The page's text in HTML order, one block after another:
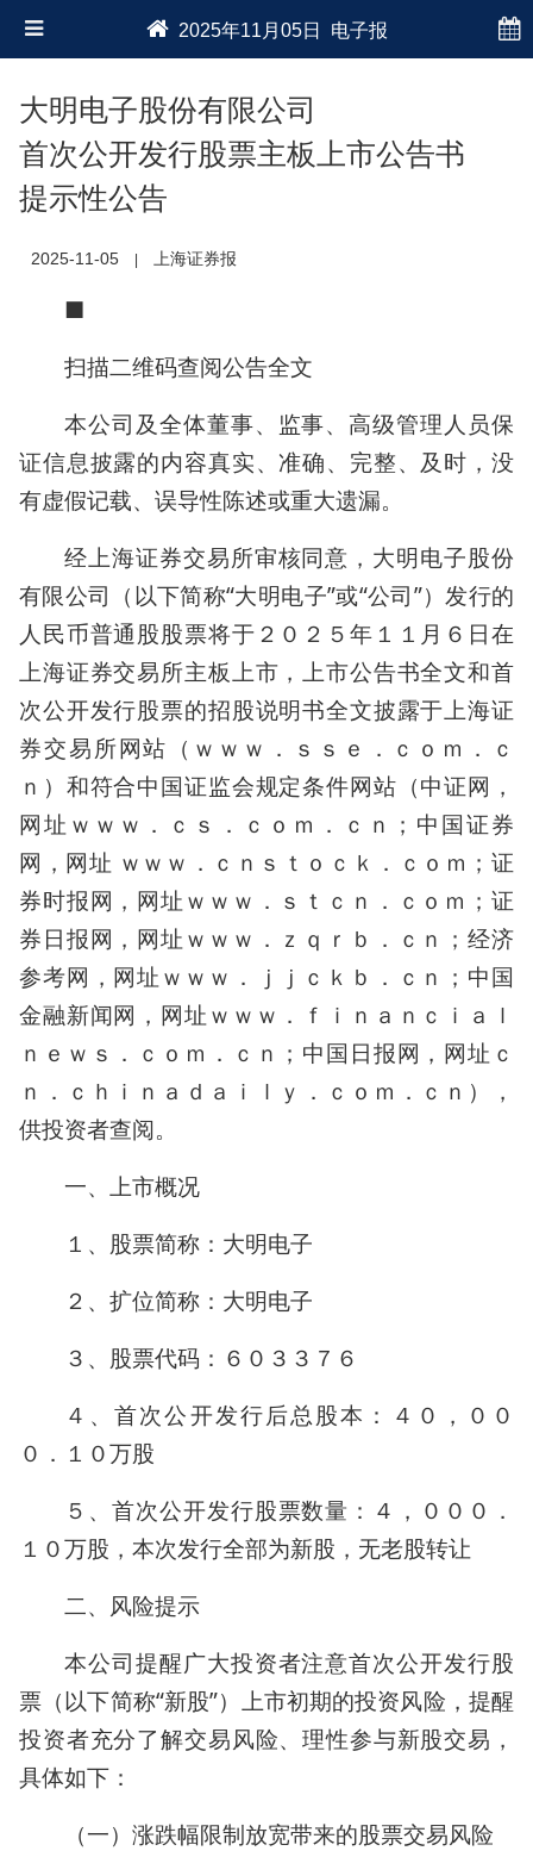
2025年11月05日 电子报
大明电子股份有限公司
首次公开发行股票主板上市公告书
提示性公告
2025-11-05 上海证券报
■
扫描二维码查阅公告全文
本公司及全体董事、监事、高级管理人员保
证信息披露的内容真实、准确、完整、及时，没
有虚假记载、误导性陈述或重大遗漏。
经上海证券交易所审核同意，大明电子股份
有限公司（以下简称“大明电子”或“公司”）发行的
人民币普通股股票将于２０２５年１１月６日在
上海证券交易所主板上市，上市公告书全文和首
次公开发行股票的招股说明书全文披露于上海证
券交易所网站（ｗｗｗ．ｓｓｅ．ｃｏｍ．ｃ
ｎ）和符合中国证监会规定条件网站（中证网，
网址ｗｗｗ．ｃｓ．ｃｏｍ．ｃｎ；中国证券
网，网址 ｗｗｗ．ｃｎｓｔｏｃｋ．ｃｏｍ；证
券时报网，网址ｗｗｗ．ｓｔｃｎ．ｃｏｍ；证
券日报网，网址ｗｗｗ．ｚｑｒｂ．ｃｎ；经济
参考网，网址ｗｗｗ．ｊｊｃｋｂ．ｃｎ；中国
金融新闻网，网址ｗｗｗ．ｆｉｎａｎｃｉａｌ
ｎｅｗｓ．ｃｏｍ．ｃｎ；中国日报网，网址ｃ
ｎ．ｃｈｉｎａｄａｉｌｙ．ｃｏｍ．ｃｎ），
供投资者查阅。
一、上市概况
１、股票简称：大明电子
２、扩位简称：大明电子
３、股票代码：６０３３７６
４、首次公开发行后总股本：４０，００
０．１０万股
５、首次公开发行股票数量：４，０００．
１０万股，本次发行全部为新股，无老股转让
二、风险提示
本公司提醒广大投资者注意首次公开发行股
票（以下简称“新股”）上市初期的投资风险，提醒
投资者充分了解交易风险、理性参与新股交易，
具体如下：
（一）涨跌幅限制放宽带来的股票交易风险